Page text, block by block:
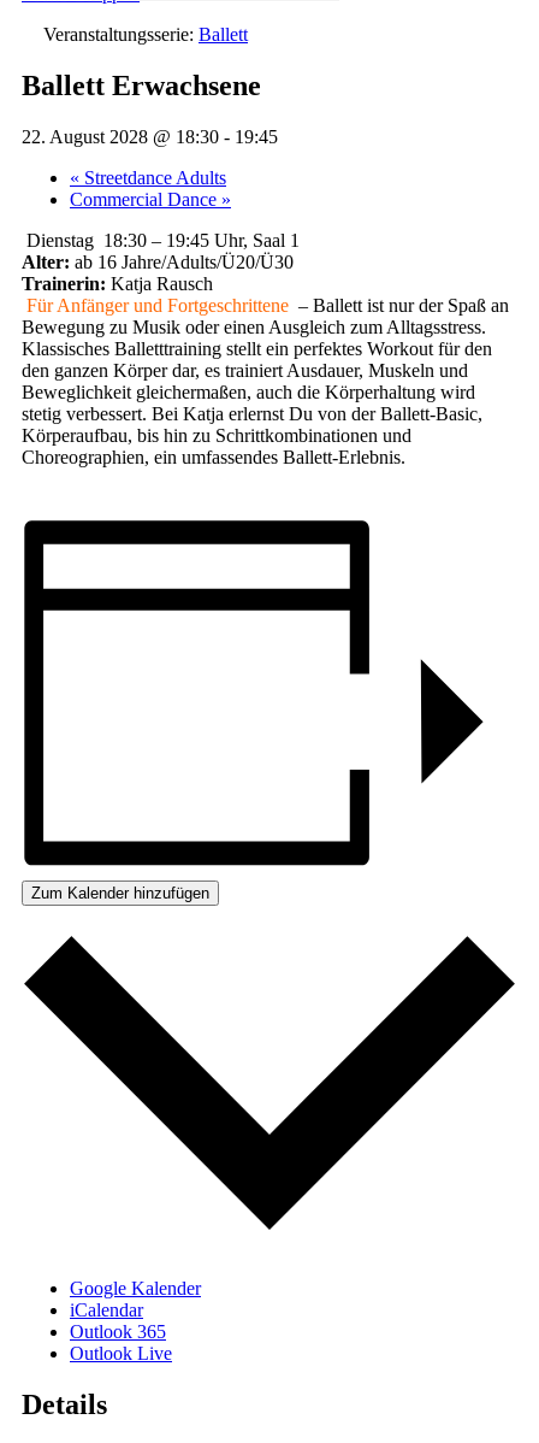
Veranstaltungsserie: Ballett
Ballett Erwachsene
22. August 2028 @ 18:30 - 19:45
« Streetdance Adults
Commercial Dance »
Dienstag 18:30 – 19:45 Uhr, Saal 1
Alter: ab 16 Jahre/Adults/Ü20/Ü30
Trainerin: Katja Rausch
Für Anfänger und Fortgeschrittene – Ballett ist nur der Spaß an
Bewegung zu Musik oder einen Ausgleich zum Alltagsstress.
Klassisches Balletttraining stellt ein perfektes Workout für den
den ganzen Körper dar, es trainiert Ausdauer, Muskeln und
Beweglichkeit gleichermaßen, auch die Körperhaltung wird
stetig verbessert. Bei Katja erlernst Du von der Ballett-Basic,
Körperaufbau, bis hin zu Schrittkombinationen und
Choreographien, ein umfassendes Ballett-Erlebnis.
Zum Kalender hinzufügen
Google Kalender
iCalendar
Outlook 365
Outlook Live
Details